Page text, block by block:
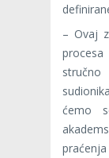
– Ovaj
ćemo